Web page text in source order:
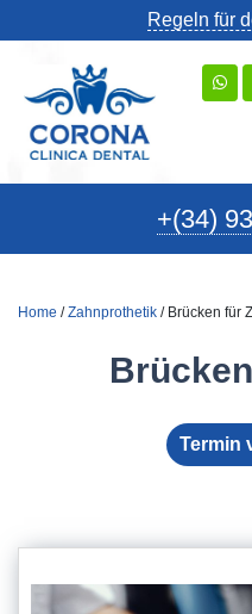
Regeln für
+(34)
Home /Zahnprothetik / Brücken für
Termin